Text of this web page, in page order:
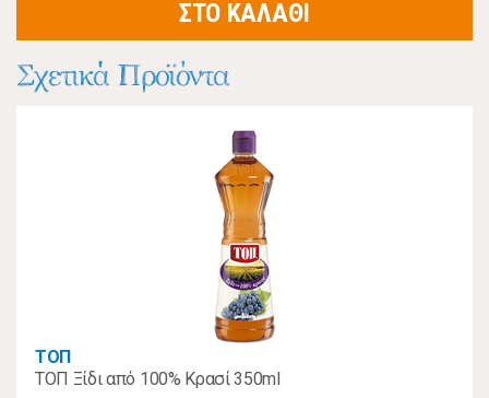
ΣΤΟ ΚΑΛΑΘΙ
Σχετικά Προϊόντα
ΤΟΠ
ΤΟΠ Ξίδι από 100% Κρασί 350ml